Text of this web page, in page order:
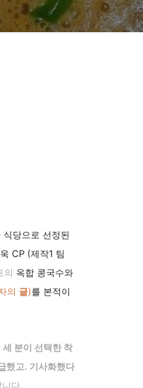
당으로 선정된
CP (제작1 팀
의 옥합 콩국수와
의 글)를 본적이
세 분이 선택한 착
했고. 기사화했다
다.